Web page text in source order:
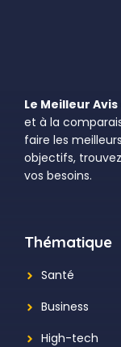
Le Meilleur Avis
et à la
faire les
objectifs,
vos besoins.
Thématique
Santé
Business
High-tech